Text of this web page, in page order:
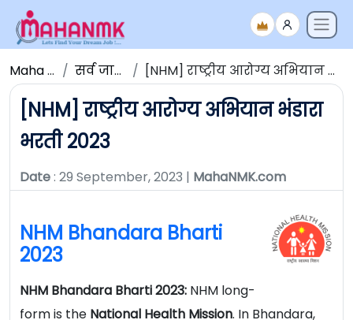
Maha NMK सर्व जाहिराती [NHM] राष्ट्रीय आरोग्य अभियान भंडारा भरती 2023
[NHM] राष्ट्रीय आरोग्य अभियान भंडारा
भरती 2023
Date: 29 September, 2023 | MahaNMK.com
NHM Bhandara Bharti
2023
NHM Bhandara Bharti 2023: NHM long-
form is the National Health Mission. In Bhandara,